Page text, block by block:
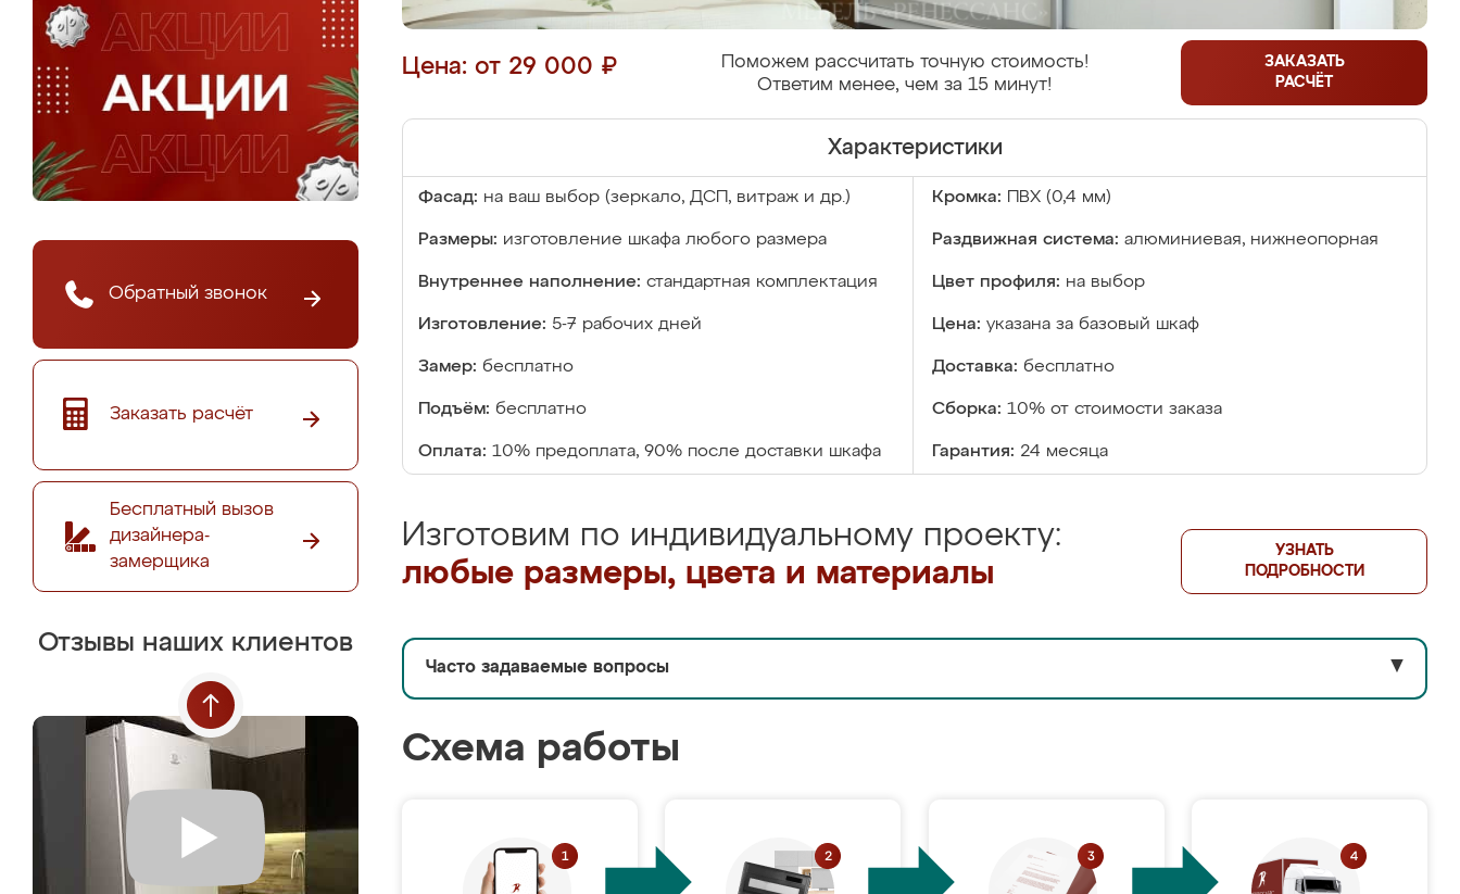
Обратный звонок
Заказать расчёт
Бесплатный вызов
дизайнера-
замерщика
Отзывы наших клиентов
Цена: от 29 000 ₽
Поможем рассчитать точную стоимость!
Ответим менее, чем за 15 минут!
ЗАКАЗАТЬ
РАСЧЁТ
Характеристики
Фасад: на ваш выбор (зеркало, ДСП, витраж и др.) Кромка: ПВХ (0,4 мм)
Размеры: изготовление шкафа любого размера Раздвижная система: алюминиевая, нижнеопорная
Внутреннее наполнение: стандартная комплектация Цвет профиля: на выбор
Изготовление: 5-7 рабочих дней Цена: указана за базовый шкаф
Замер: бесплатно Доставка: бесплатно
Подъём: бесплатно Сборка: 10% от стоимости заказа
Оплата: 10% предоплата, 90% после доставки шкафа Гарантия: 24 месяца
Изготовим по индивидуальному проекту:
любые размеры, цвета и материалы
УЗНАТЬ
ПОДРОБНОСТИ
Часто задаваемые вопросы ▼
Схема работы